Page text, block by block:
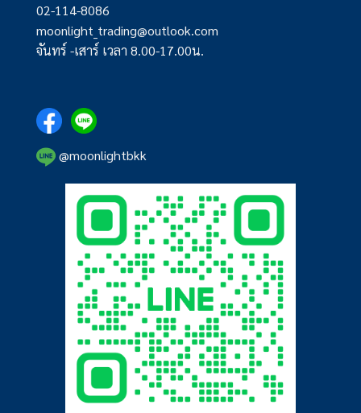
02-114-8086
moonlight_trading@outlook.com
จันทร์ -เสาร์ เวลา 8.00-17.00น.
@moonlightbkk